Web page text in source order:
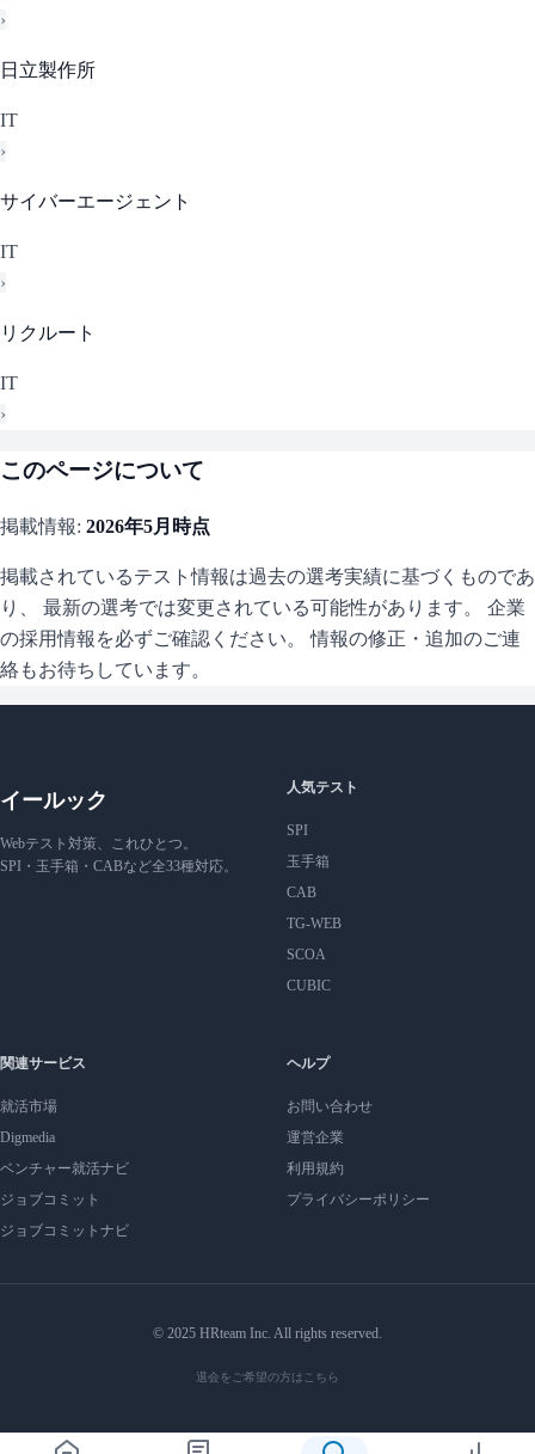
›
日立製作所
IT
›
サイバーエージェント
IT
›
リクルート
IT
›
このページについて
掲載情報: 2026年5月 時点
掲載されているテスト情報は過去の選考実績に基づくものであ
り、 最新の選考では変更されている可能性があります。 企業
の採用情報を必ずご確認ください。 情報の修正・追加のご連
絡もお待ちしています。
イールック
Webテスト対策、これひとつ。
SPI・玉手箱・CABなど全33種対応。
人気テスト
SPI
玉手箱
CAB
TG-WEB
SCOA
CUBIC
関連サービス
就活市場
Digmedia
ベンチャー就活ナビ
ジョブコミット
ジョブコミットナビ
ヘルプ
お問い合わせ
運営企業
利用規約
プライバシーポリシー
© 2025 HRteam Inc. All rights reserved.
退会をご希望の方はこちら